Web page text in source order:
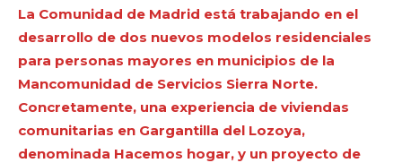
La Comunidad de Madrid está trabajando en el
desarrollo de dos nuevos modelos residenciales
para personas mayores en municipios de la
Mancomunidad de Servicios Sierra Norte.
Concretamente, una experiencia de viviendas
comunitarias en Gargantilla del Lozoya,
denominada Hacemos hogar, y un proyecto de